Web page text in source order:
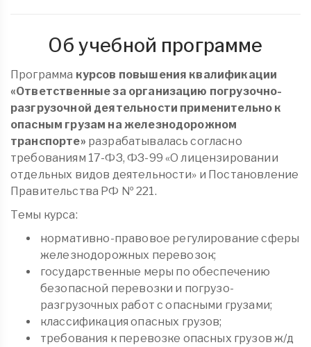
Об учебной программе
Программа курсов повышения квалификации
«Ответственные за организацию погрузочно-
разгрузочной деятельности применительно к
опасным грузам на железнодорожном
транспорте» разрабатывалась согласно
требованиям 17-ФЗ, ФЗ-99 «О лицензировании
отдельных видов деятельности» и Постановление
Правительства РФ № 221.
Темы курса:
нормативно-правовое регулирование сферы
железнодорожных перевозок;
государственные меры по обеспечению
безопасной перевозки и погрузо-
разгрузочных работ с опасными грузами;
классификация опасных грузов;
требования к перевозке опасных грузов ж/д